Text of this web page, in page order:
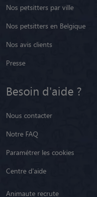
Nos petsitters par ville
Nos petsitters en Belgique
Nos avis clients
Presse
Besoin d'aide ?
Nous contacter
Notre FAQ
Paramétrer les cookies
Centre d'aide
Animaute recrute